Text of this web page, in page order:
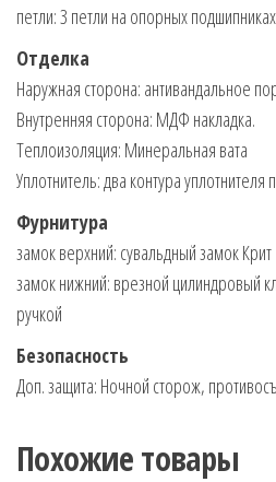
петли: 3 петли на опорных подшипниках
Отделка
Наружная сторона: антивандальное
Внутренняя сторона: МДФ накладка.
Теплоизоляция: Минеральная вата
Уплотнитель: два контура
Фурнитура
замок верхний: сувальдный замок Крит
замок нижний: врезной цилиндровый
ручкой
Безопасность
Доп. защита: Ночной сторож,
Похожие товары